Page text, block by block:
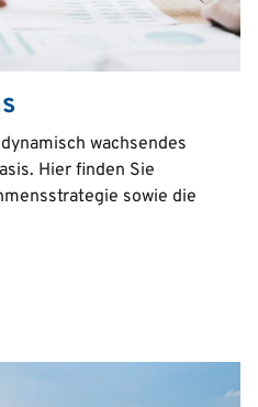
wachsendes
Hier finden Sie
sowie die